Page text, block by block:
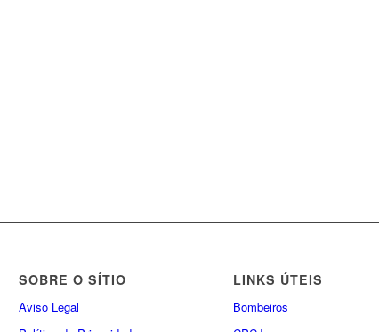
SOBRE O SÍTIO
Aviso Legal
LINKS ÚTEIS
Bombeiros